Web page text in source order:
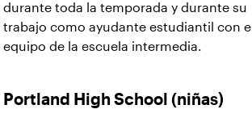
durante toda la temporada y durante su
trabajo como ayudante estudiantil con el
equipo de la escuela intermedia.
Portland High School (niñas)